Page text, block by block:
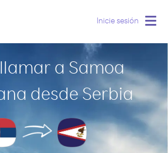
Inicie sesión
a Samoa
desde Serbia